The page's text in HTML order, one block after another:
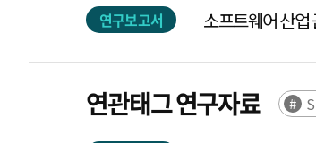
연구보고서 소프트웨어 산업
연관태그 연구자료